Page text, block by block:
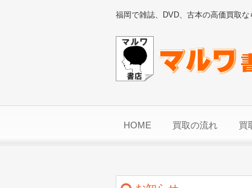
福岡で雑誌、DVD、古本の高価買取
HOME 買取の流れ 買